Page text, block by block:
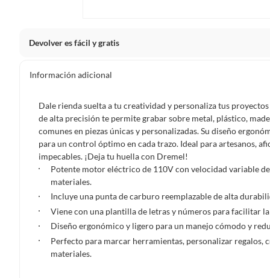
Devolver es fácil y gratis
clientes cuentas con garantías y derechos que puedes
De conformidad con lo establecido en el artículo 47 de la
2439 de 2024, el término para que el cliente ejerza su
a partir de la recepción del producto, adicional el
esto es, en su caja original, con los sellos y sin uso.
desde que recibes el producto
personal, alimentos, bebidas, suplementos, medicamentos,
electrónicos, tecnología, colchones, muebles y máquinas
Para conocer más sobre el derecho de retracto y nuestra
Información adicional
Dale rienda suelta a tu creatividad y personaliza tus
de alta precisión te permite grabar sobre metal, plástico,
comunes en piezas únicas y personalizadas. Su diseño
para un control óptimo en cada trazo. Ideal para artesanos,
impecables. ¡Deja tu huella con Dremel!
Potente motor eléctrico de 110V con velocidad variable
materiales.
Incluye una punta de carburo reemplazable de alta
Viene con una plantilla de letras y números para facilitar
Diseño ergonómico y ligero para un manejo cómodo y
Perfecto para marcar herramientas, personalizar regalos,
materiales.